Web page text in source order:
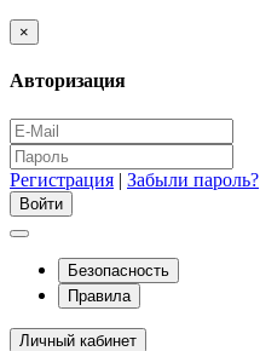
×
Авторизация
Регистрация | Забыли пароль?
Безопасность
Правила
Личный кабинет